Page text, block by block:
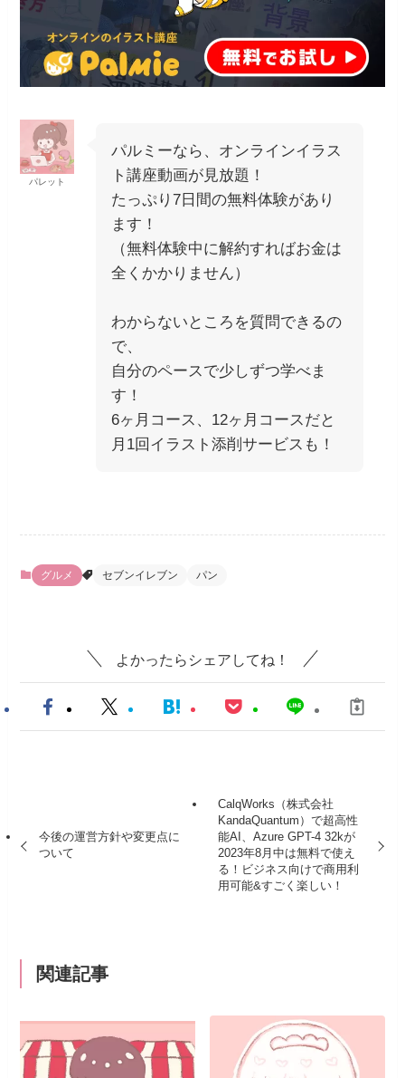
パレット
パルミーなら、オンラインイラス
ト講座動画が見放題！
たっぷり7日間の無料体験があり
ます！
（無料体験中に解約すればお金は
全くかかりません）
わからないところを質問できるの
で、
自分のペースで少しずつ学べま
す！
6ヶ月コース、12ヶ月コースだと
月1回イラスト添削サービスも！
グルメ セブンイレブン パン
よかったらシェアしてね！
今後の運営方針や変更点に
ついて
CalqWorks（株式会社
KandaQuantum）で超高性
能AI、Azure GPT-4 32kが
2023年8月中は無料で使え
る！ビジネス向けで商用利
用可能&すごく楽しい！
関連記事